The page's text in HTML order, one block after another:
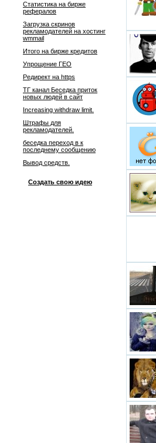
Статистика на бирже
рефералов
Загрузка скринов
рекламодателей на хостинг
wmmail
Итого на бирже кредитов
Упрощение ГЕО
Редирект на https
ТГ канал Беседка приток
новых людей в сайт
Increasing withdraw limit.
Штрафы для
рекламодателей.
беседка переход в к
последнему сообщению
Вывод средств.
Создать свою идею